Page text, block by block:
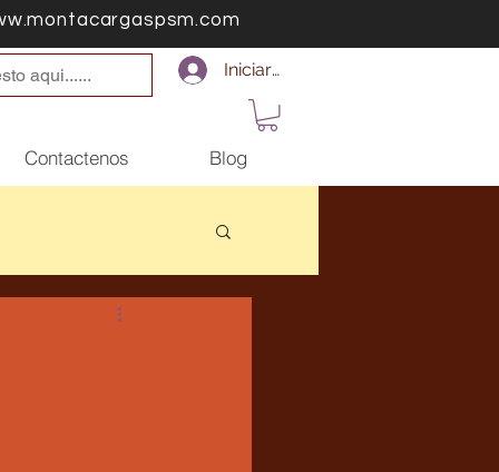
Iniciar sesión
Contactenos Blog